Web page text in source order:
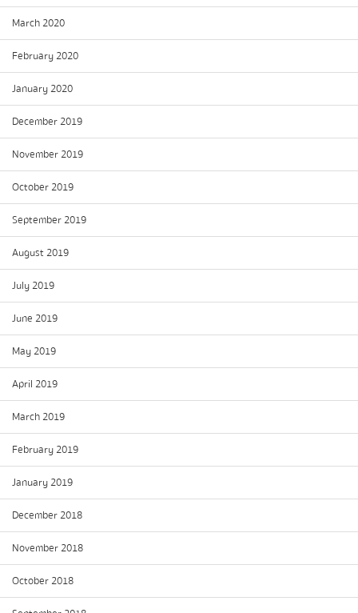
March 2020
February 2020
January 2020
December 2019
November 2019
October 2019
September 2019
August 2019
July 2019
June 2019
May 2019
April 2019
March 2019
February 2019
January 2019
December 2018
November 2018
October 2018